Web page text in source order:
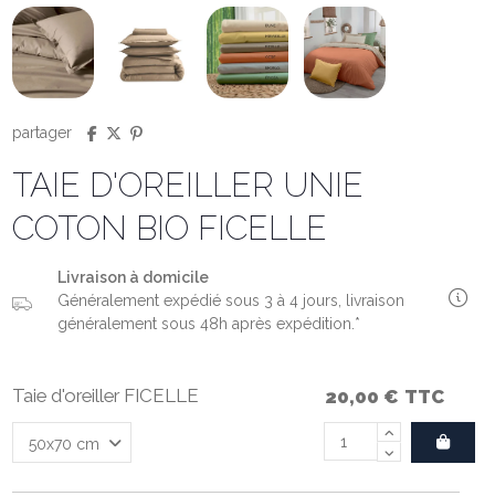
partager
TAIE D'OREILLER UNIE
COTON BIO FICELLE
Livraison à domicile
Généralement expédié sous 3 à 4 jours, livraison
généralement sous 48h après expédition.*
Taie d'oreiller FICELLE 20,00 € TTC